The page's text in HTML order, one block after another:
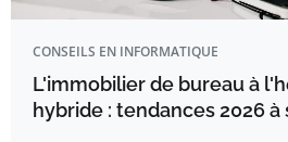
CONSEILS EN INFORMATIQUE
L'immobilier de bureau à
hybride : tendances 2026 à